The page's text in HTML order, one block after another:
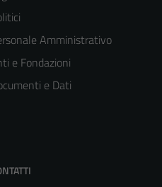
Amministrativo
e Fondazioni
e Dati